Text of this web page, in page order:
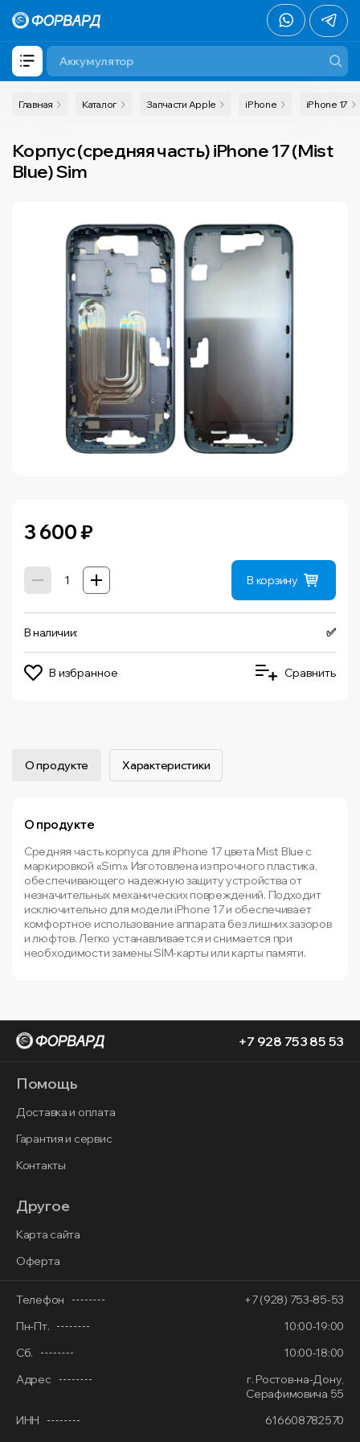
Главная Каталог Запчасти Apple iPhone iPhone 17
Корпус (средняя часть) iPhone 17 (Mist
Blue) Sim
3 600₽
В корзину
В наличии: ✅
В избранное Сравнить
О продукте Характеристики
О продукте
Средняя часть корпуса для iPhone 17 цвета Mist Blue с
маркировкой «Sim». Изготовлена из прочного пластика,
обеспечивающего надежную защиту устройства от
незначительных механических повреждений. Подходит
исключительно для модели iPhone 17 и обеспечивает
комфортное использование аппарата без лишних зазоров
и люфтов. Легко устанавливается и снимается при
необходимости замены SIM-карты или карты памяти.
+7 928 753 85 53
Помощь
Доставка и оплата
Гарантия и сервис
Контакты
Другое
Карта сайта
Оферта
Телефон
+7 (928) 753-85-53
Пн-Пт.
10:00-19:00
Сб.
10:00-18:00
Адрес
г. Ростов-на-Дону,
Серафимовича 55
ИНН
616608782570